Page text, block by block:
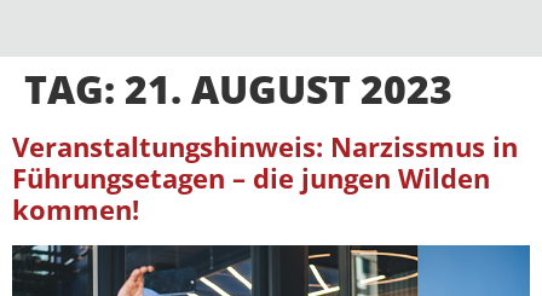
TAG: 21. AUGUST 2023
Veranstaltungshinweis: Narzissmus in
Führungsetagen – die jungen Wilden
kommen!